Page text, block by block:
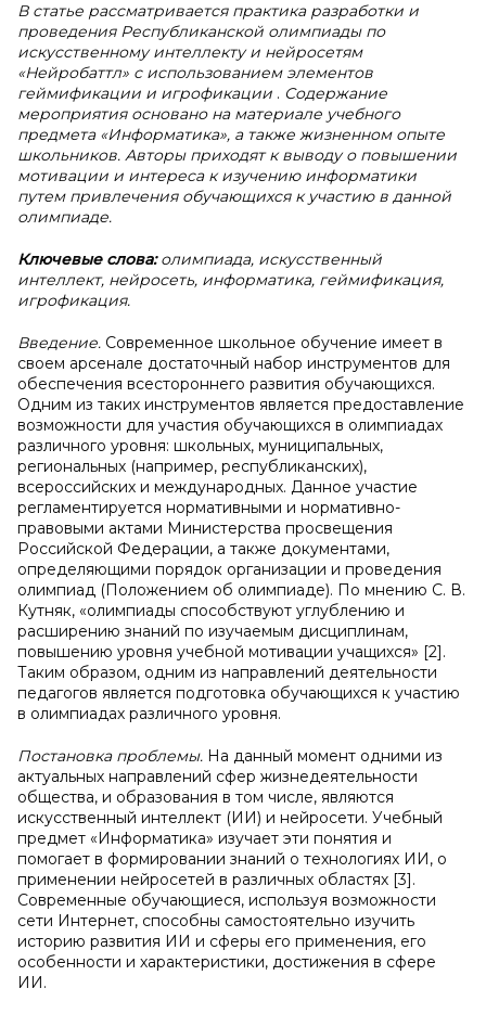
В статье рассматривается практика разработки и
проведения Республиканской олимпиады по
искусственному интеллекту и нейросетям
«Нейробаттл» с использованием элементов
геймификации и игрофикации . Содержание
мероприятия основано на материале учебного
предмета «Информатика», а также жизненном опыте
школьников. Авторы приходят к выводу о повышении
мотивации и интереса к изучению информатики
путем привлечения обучающихся к участию в данной
олимпиаде.
Ключевые слова:олимпиада, искусственный
интеллект, нейросеть, информатика, геймификация,
игрофикация.
Введение. Современное школьное обучение имеет в
своем арсенале достаточный набор инструментов для
обеспечения всестороннего развития обучающихся.
Одним из таких инструментов является предоставление
возможности для участия обучающихся в олимпиадах
различного уровня: школьных, муниципальных,
региональных (например, республиканских),
всероссийских и международных. Данное участие
регламентируется нормативными и нормативно-
правовыми актами Министерства просвещения
Российской Федерации, а также документами,
определяющими порядок организации и проведения
олимпиад (Положением об олимпиаде). По мнению С. В.
Кутняк, «олимпиады способствуют углублению и
расширению знаний по изучаемым дисциплинам,
повышению уровня учебной мотивации учащихся» [2].
Таким образом, одним из направлений деятельности
педагогов является подготовка обучающихся к участию
в олимпиадах различного уровня.
Постановка проблемы. На данный момент одними из
актуальных направлений сфер жизнедеятельности
общества, и образования в том числе, являются
искусственный интеллект (ИИ) и нейросети. Учебный
предмет «Информатика» изучает эти понятия и
помогает в формировании знаний о технологиях ИИ, о
применении нейросетей в различных областях [3].
Современные обучающиеся, используя возможности
сети Интернет, способны самостоятельно изучить
историю развития ИИ и сферы его применения, его
особенности и характеристики, достижения в сфере
ИИ.